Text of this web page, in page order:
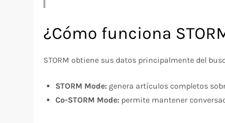
¿Cómo funciona
STORM obtiene sus datos principalmente del
STORM Mode: genera artículos completos
Co-STORM Mode: permite mantener